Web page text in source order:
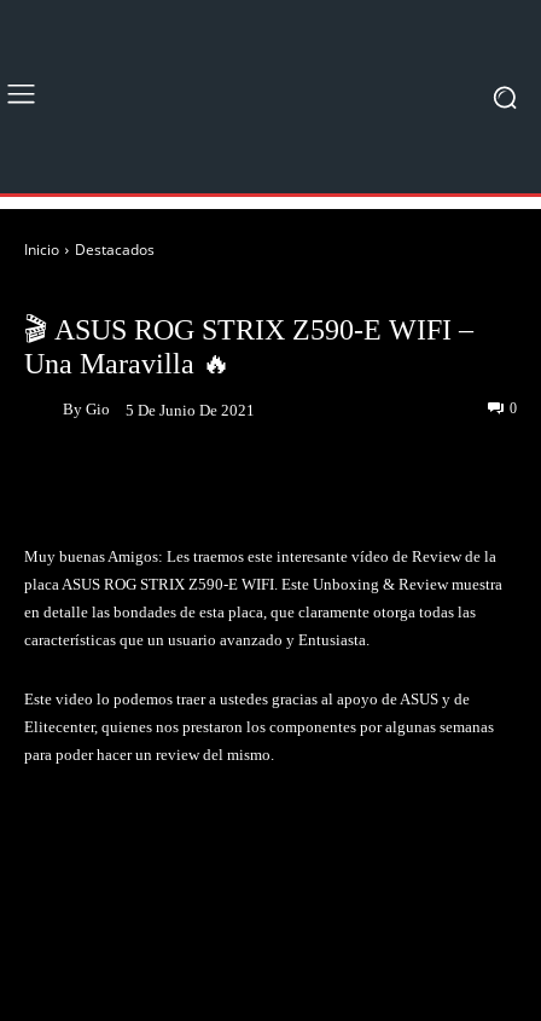
Inicio Destacados
🎬 ASUS ROG STRIX Z590-E WIFI –
Una Maravilla 🔥
By Gio 5 De Junio De 2021 0
Muy buenas Amigos: Les traemos este interesante vídeo de Review de la
placa ASUS ROG STRIX Z590-E WIFI. Este Unboxing & Review muestra
en detalle las bondades de esta placa, que claramente otorga todas las
características que un usuario avanzado y Entusiasta.
Este video lo podemos traer a ustedes gracias al apoyo de ASUS y de
Elitecenter, quienes nos prestaron los componentes por algunas semanas
para poder hacer un review del mismo.